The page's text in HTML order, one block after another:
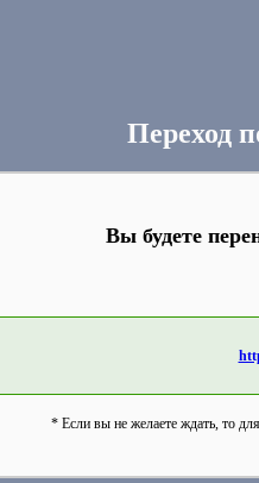
Переход
Вы будете
* Если вы не желаете ждать, то